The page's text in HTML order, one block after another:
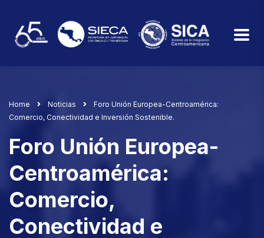
Home Noticias
Foro Unión Europea-Centroamérica:
Comercio, Conectividad e Inversión Sostenible.
Foro Unión Europea-
Centroamérica:
Comercio,
Conectividad e